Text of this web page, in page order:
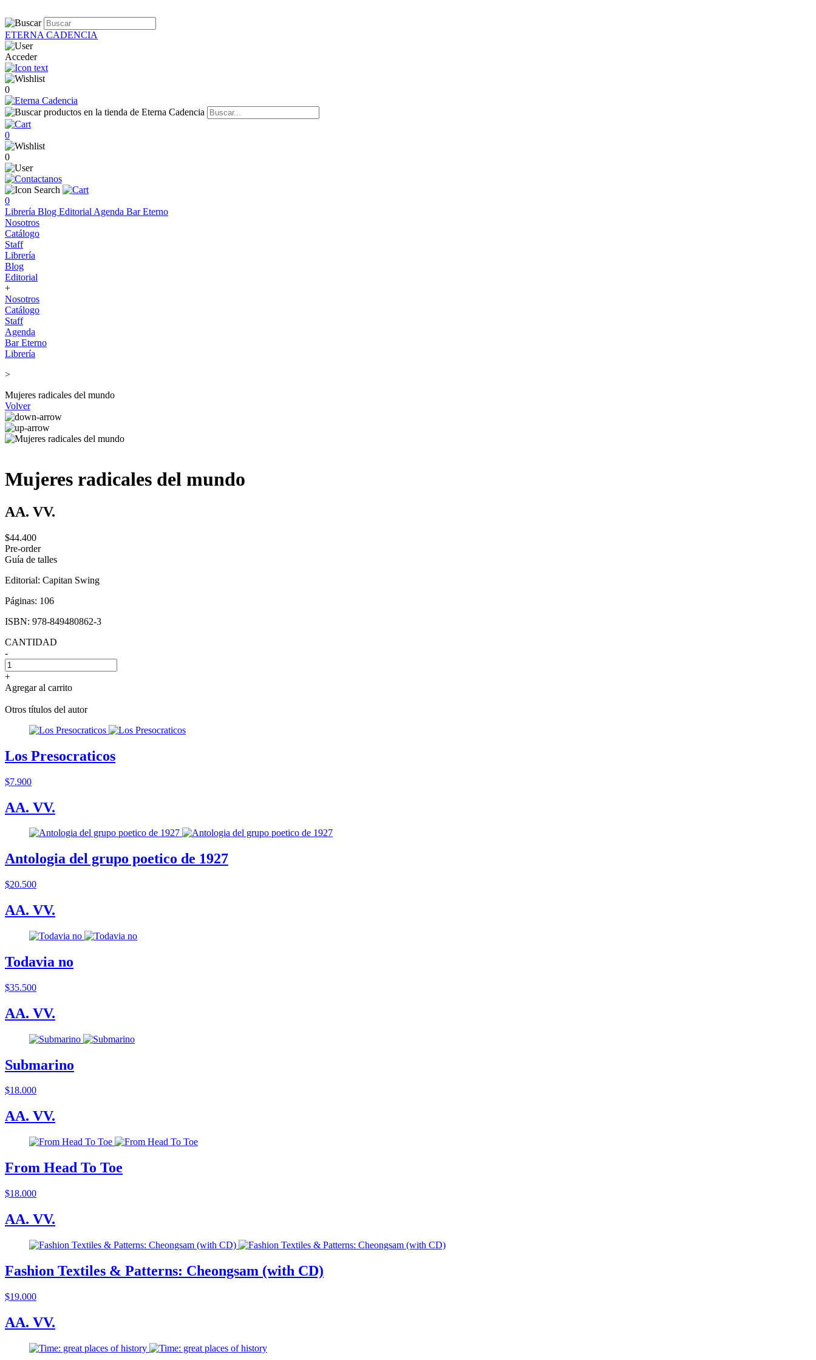
ETERNA CADENCIA
Acceder
0
0
0
0
Librería Blog Editorial Agenda Bar Eterno
Nosotros
Catálogo
Staff
Librería
Blog
Editorial
+
Nosotros
Catálogo
Staff
Agenda
Bar Eterno
Librería
>
Mujeres radicales del mundo
Volver
Mujeres radicales del mundo
AA. VV.
$44.400
Pre-order
Guía de talles
Editorial: Capitan Swing
Páginas: 106
ISBN: 978-849480862-3
CANTIDAD
-
+
Agregar al carrito
Otros títulos del autor
Los Presocraticos
$7.900
AA. VV.
Antologia del grupo poetico de 1927
$20.500
AA. VV.
Todavia no
$35.500
AA. VV.
Submarino
$18.000
AA. VV.
From Head To Toe
$18.000
AA. VV.
Fashion Textiles & Patterns: Cheongsam (with CD)
$19.000
AA. VV.